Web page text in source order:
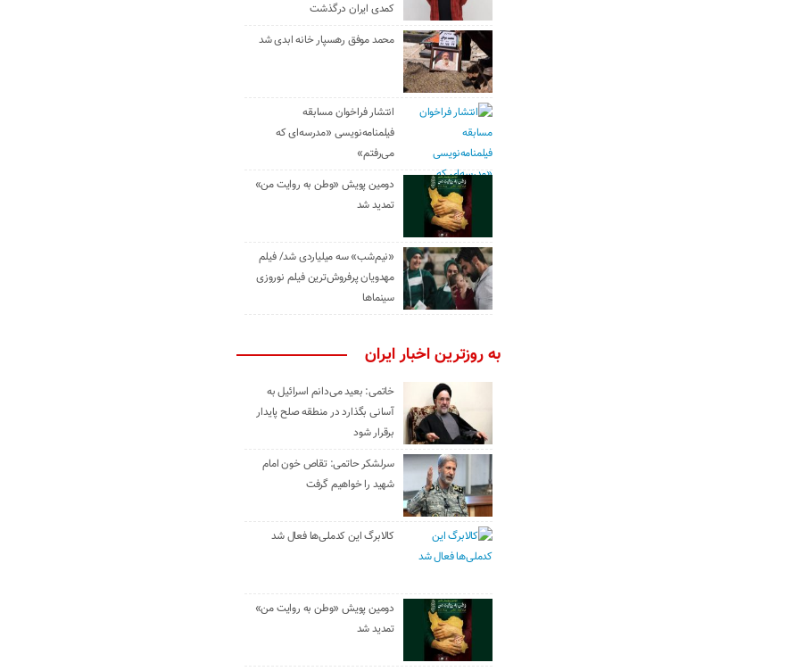
کمدی ایران درگذشت
محمد موفق رهسپار خانه ابدی شد
انتشار فراخوان مسابقه
فیلمنامه‌نویسی «مدرسه‌ای که
می‌رفتم»
دومین پویش «وطن به روایت من»
تمدید شد
«نیم‌شب» سه میلیاردی شد/ فیلم
مهدویان پرفروش‌ترین فیلم نوروزی
سینماها
به روزترین اخبار ایران
خاتمی: بعید می‌دانم اسرائیل به
آسانی بگذارد در منطقه صلح پایدار
برقرار شود
سرلشکر حاتمی: تقاص خون امام
شهید را خواهیم گرفت
کالابرگ این کدملی‌ها فعال شد
دومین پویش «وطن به روایت من»
تمدید شد